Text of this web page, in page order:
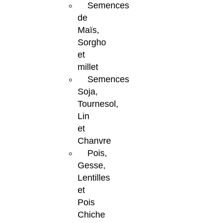
Semences
de
Maïs,
Sorgho
et
millet
Semences
Soja,
Tournesol,
Lin
et
Chanvre
Pois,
Gesse,
Lentilles
et
Pois
Chiche